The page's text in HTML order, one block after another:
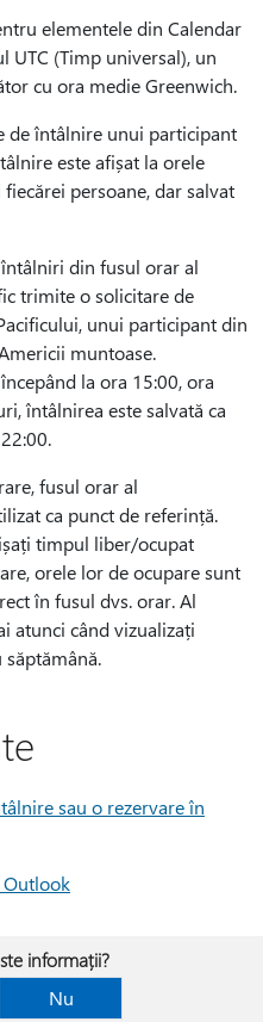
elementele din Calendar
(Timp universal), un
cu ora medie Greenwich.
de întâlnire unui participant
este afișat la orele
persoane, dar salvat
din fusul orar al
trimite o solicitare de
unui participant din
muntoase.
la ora 15:00, ora
întâlnirea este salvată ca
fusul orar al
ca punct de referință.
timpul liber/ocupat
orele lor de ocupare sunt
în fusul dvs. orar. Al
atunci când vizualizați
sau o rezervare în
Outlook
informații?
Nu